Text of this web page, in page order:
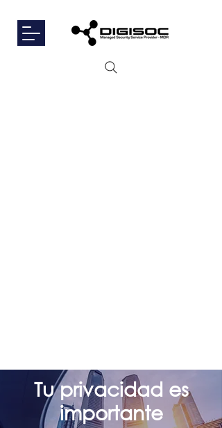
Tu privacidad es
importante